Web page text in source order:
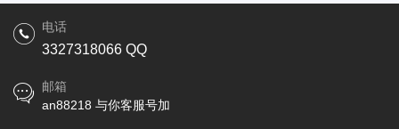
电话
3327318066 QQ
邮箱
an88218 与你客服号加